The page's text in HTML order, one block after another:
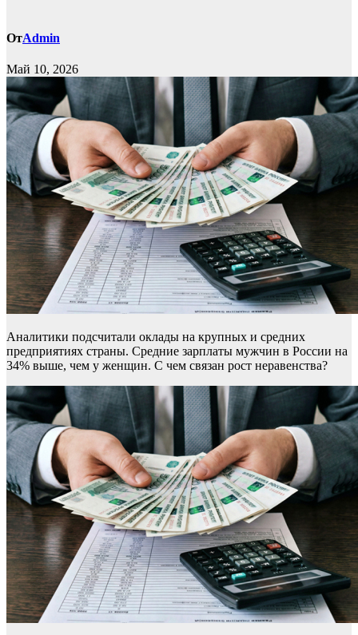
ОтAdmin
Май 10, 2026
Аналитики подсчитали оклады на крупных и средних
предприятиях страны. Средние зарплаты мужчин в России на
34% выше, чем у женщин. С чем связан рост неравенства?